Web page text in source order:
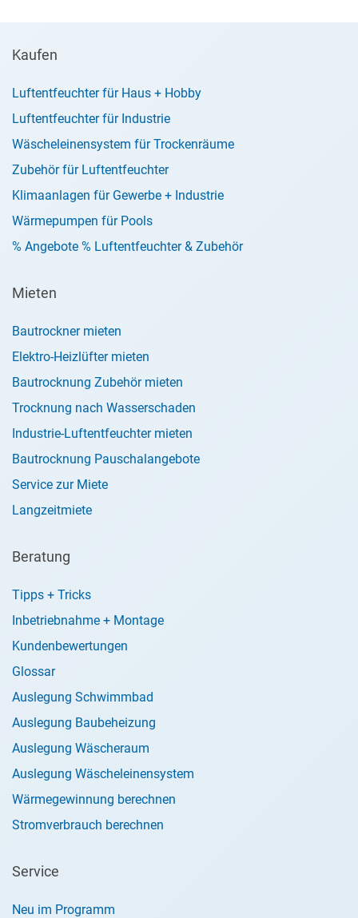
Kaufen
Luftentfeuchter für Haus + Hobby
Luftentfeuchter für Industrie
Wäscheleinensystem für Trockenräume
Zubehör für Luftentfeuchter
Klimaanlagen für Gewerbe + Industrie
Wärmepumpen für Pools
% Angebote % Luftentfeuchter & Zubehör
Mieten
Bautrockner mieten
Elektro-Heizlüfter mieten
Bautrocknung Zubehör mieten
Trocknung nach Wasserschaden
Industrie-Luftentfeuchter mieten
Bautrocknung Pauschalangebote
Service zur Miete
Langzeitmiete
Beratung
Tipps + Tricks
Inbetriebnahme + Montage
Kundenbewertungen
Glossar
Auslegung Schwimmbad
Auslegung Baubeheizung
Auslegung Wäscheraum
Auslegung Wäscheleinensystem
Wärmegewinnung berechnen
Stromverbrauch berechnen
Service
Neu im Programm